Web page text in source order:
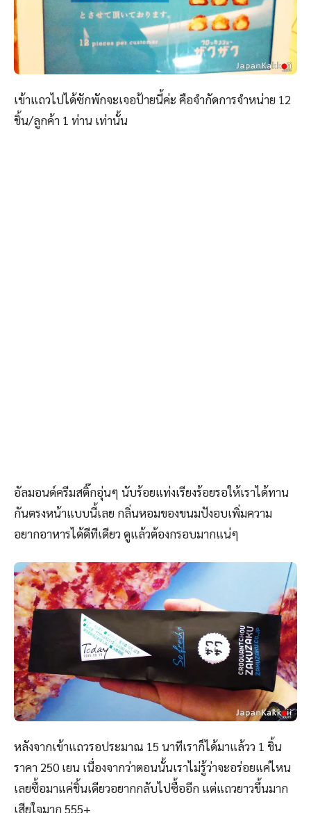
เข้าแถวไปได้ซักพักจะเจอป้ายนี้ค่ะ คือจำกัดการจำหน่าย 12
ชิ้น/ลูกค้า 1 ท่าน เท่านั้น
อัลมอนด์ครีมสติ๊กอุ่นๆ นับร้อยแท่งเรียงร้อยรอให้เราได้ทาน
กันตรงหน้าแบบนี้เลย กลิ่นหอมของขนมปังอบเพิ่มความ
อยากอาหารได้ดีทีเดียว ดูแล้วต้องกรอบมากแน่ๆ
หลังจากเข้าแถวรอประมาณ 15 นาทีเราก็ได้มาแล้วว 1 ชิ้น
ราคา 250 เยน เนื่องจากว่าตอนนั้นเราไม่รู้ว่าจะอร่อยแค่ไหน
เลยซื้อมาแค่ชิ้นเดียวอยากกลับไปซื้ออีก แต่แถวยาวขึ้นมาก
เสียใจมาก 555+